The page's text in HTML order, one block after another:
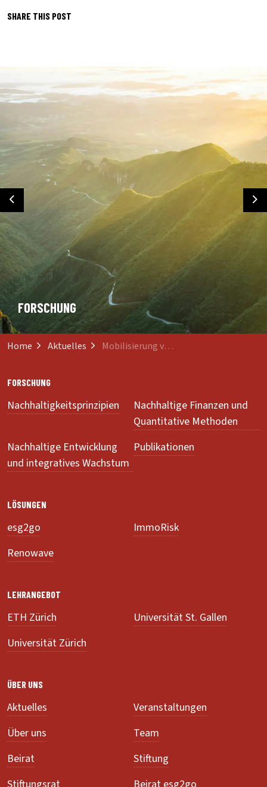
SHARE THIS POST
Previous
FORSCHUNG
Home Aktuelles Mobilisierung von Kapazitäten in der Afrikanischen Landwirtschaft
FORSCHUNG
Nachhaltigkeitsprinzipien
Nachhaltige Finanzen und
Quantitative Methoden
Nachhaltige Entwicklung
und integratives Wachstum
Publikationen
LÖSUNGEN
esg2go
ImmoRisk
Renowave
LEHRANGEBOT
ETH Zürich
Universität St. Gallen
Universität Zürich
ÜBER UNS
Aktuelles
Veranstaltungen
Über uns
Team
Beirat
Stiftung